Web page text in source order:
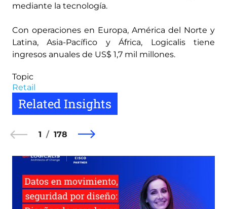
mediante la tecnología.
Con operaciones en Europa, América del Norte y
Latina, Asia-Pacífico y África, Logicalis tiene
ingresos anuales de US$ 1,7 mil millones.
Topic
Retail
Related Insights
1 178